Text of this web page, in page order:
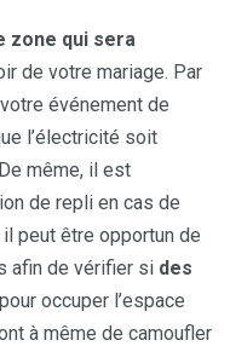
zone qui sera
de votre mariage. Par
événement de
l’électricité soit
même, il est
de repli en cas de
peut être opportun de
afin de vérifier si des
pour occuper l’espace
à même de camoufler